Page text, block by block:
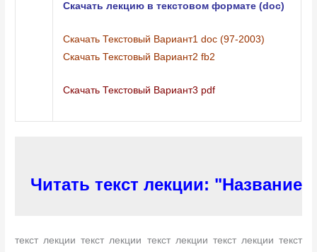
Скачать лекцию в текстовом формате (doc)
Скачать Текстовый Вариант1 doc (97-2003)
Скачать Текстовый Вариант2 fb2
Скачать Текстовый Вариант3 pdf
Читать текст лекции: "Название
текст лекции текст лекции текст лекции текст лекции текст